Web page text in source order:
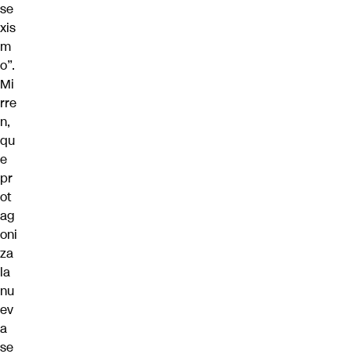
se
xis
m
o”.
Mi
rre
n,
qu
e
pr
ot
ag
oni
za
la
nu
ev
a
se